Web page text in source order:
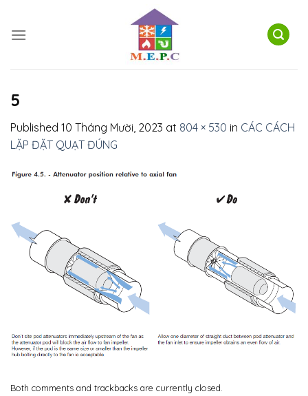
content
5
Published 10 Tháng Mười, 2023 at 804 × 530 in CÁC CÁCH
LẶP ĐẶT QUẠT ĐÚNG
Both comments and trackbacks are currently closed.